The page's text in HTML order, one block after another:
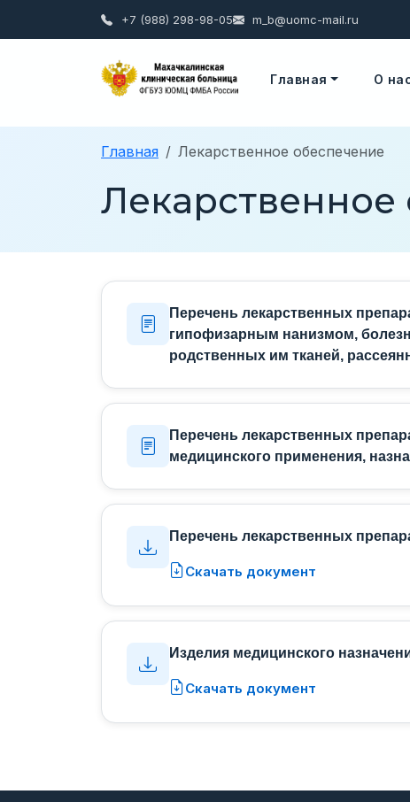
+7 (988) 298-98-05 m_b@uomc-mail.ru
A
Главная О
Главная Лекарственное обеспечение
Лекарственное
Перечень лекарственных
гипофизарным нанизмом,
родственных им тканей,
Перечень лекарственных
медицинского применения,
Перечень лекарственных
Скачать документ
Изделия медицинского
Скачать документ